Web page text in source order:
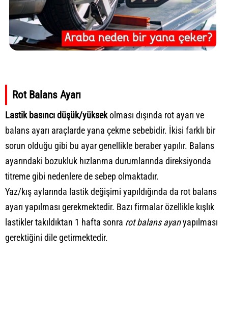
Rot Balans Ayarı
Lastik basıncı düşük/yüksekolması dışında rot ayarı ve
balans ayarı araçlarde yana çekme sebebidir. İkisi farklı bir
sorun olduğu gibi bu ayar genellikle beraber yapılır. Balans
ayarındaki bozukluk hızlanma durumlarında direksiyonda
titreme gibi nedenlere de sebep olmaktadır.
Yaz/kış aylarında lastik değişimi yapıldığında da rot balans
ayarı yapılması gerekmektedir. Bazı firmalar özellikle kışlık
lastikler takıldıktan 1 hafta sonra rot balans ayarıyapılması
gerektiğini dile getirmektedir.